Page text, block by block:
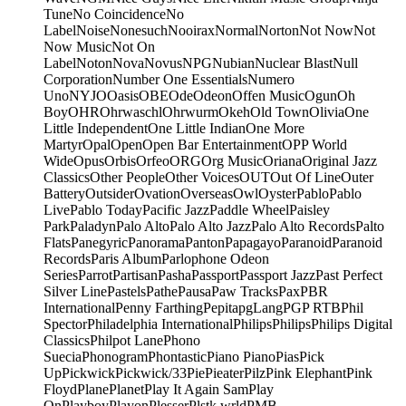
TuneNo CoincidenceNo
LabelNoiseNonesuchNooiraxNormalNortonNot NowNot
Now MusicNot On
LabelNotonNovaNovusNPGNubianNuclear BlastNull
CorporationNumber One EssentialsNumero
UnoNYJOOasisOBEOdeOdeonOffen MusicOgunOh
BoyOHROhrwaschlOhrwurmOkehOld TownOliviaOne
Little IndependentOne Little IndianOne More
MartyrOpalOpenOpen Bar EntertainmentOPP World
WideOpusOrbisOrfeoORGOrg MusicOrianaOriginal Jazz
ClassicsOther PeopleOther VoicesOUTOut Of LineOuter
BatteryOutsiderOvationOverseasOwlOysterPabloPablo
LivePablo TodayPacific JazzPaddle WheelPaisley
ParkPaladynPalo AltoPalo Alto JazzPalo Alto RecordsPalto
FlatsPanegyricPanoramaPantonPapagayoParanoidParanoid
RecordsParis AlbumParlophone Odeon
SeriesParrotPartisanPashaPassportPassport JazzPast Perfect
Silver LinePastelsPathePausaPaw TracksPaxPBR
InternationalPenny FarthingPepitapgLangPGP RTBPhil
SpectorPhiladelphia InternationalPhilipsPhilipsPhilips Digital
ClassicsPhilpot LanePhono
SueciaPhonogramPhontasticPiano PianoPiasPick
UpPickwickPickwick/33PiePieaterPilzPink ElephantPink
FloydPlanePlanetPlay It Again SamPlay